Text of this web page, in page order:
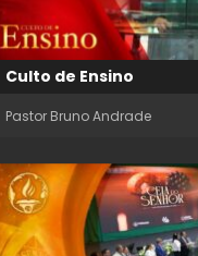
Culto de Ensino
Pastor Bruno Andrade